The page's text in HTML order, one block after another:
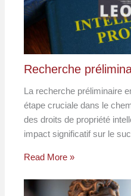
Recherche
La recherche préliminaire
étape cruciale dans le
des droits de propriété
impact significatif sur le
Read More »